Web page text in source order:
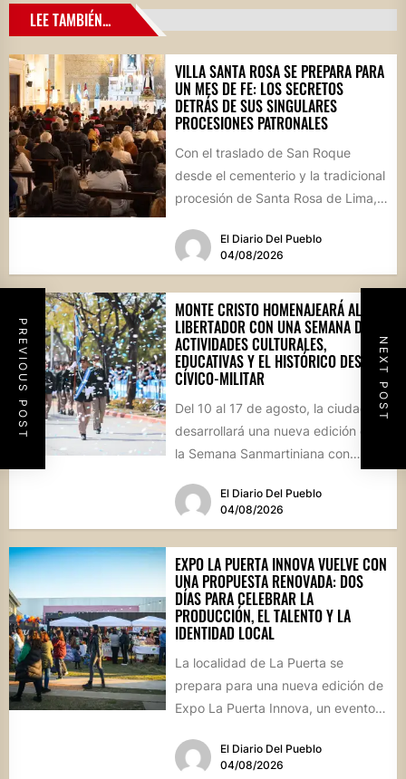
PREVIOUS POST NEXT POST
LEE TAMBIÉN...
VILLA SANTA ROSA SE PREPARA PARA
UN MES DE FE: LOS SECRETOS
DETRÁS DE SUS SINGULARES
PROCESIONES PATRONALES
Con el traslado de San Roque
desde el cementerio y la tradicional
procesión de Santa Rosa de Lima,
El Diario Del Pueblo
04/08/2026
MONTE CRISTO HOMENAJEARÁ AL
LIBERTADOR CON UNA SEMANA DE
ACTIVIDADES CULTURALES,
EDUCATIVAS Y EL HISTÓRICO DESFILE
CÍVICO-MILITAR
Del 10 al 17 de agosto, la ciudad
desarrollará una nueva edición de
la Semana Sanmartiniana con
El Diario Del Pueblo
04/08/2026
EXPO LA PUERTA INNOVA VUELVE CON
UNA PROPUESTA RENOVADA: DOS
DÍAS PARA CELEBRAR LA
PRODUCCIÓN, EL TALENTO Y LA
IDENTIDAD LOCAL
La localidad de La Puerta se
prepara para una nueva edición de
Expo La Puerta Innova, un evento
El Diario Del Pueblo
04/08/2026